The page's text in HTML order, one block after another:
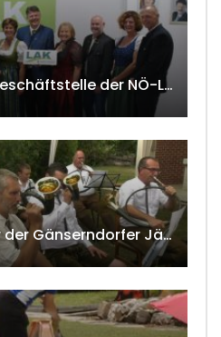
Eröffnung der Geschäftstelle der NÖ-Landarbeiterkammer in Mistelbach w4tv174
11. Jagdheuriger der Gänserndorfer Jäger 2020 w4tv166